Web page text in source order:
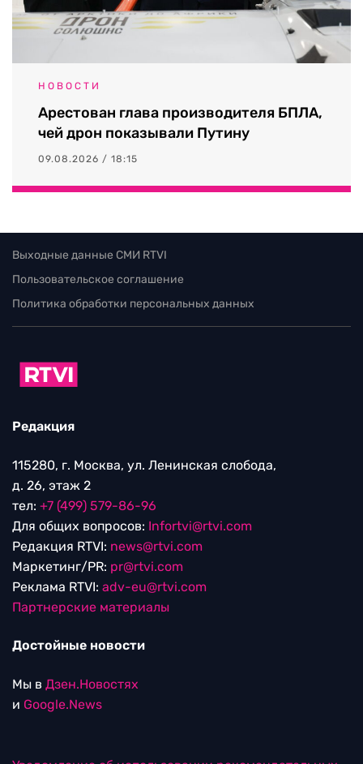
НОВОСТИ
Арестован глава производителя БПЛА,
чей дрон показывали Путину
09.08.2026 / 18:15
Выходные данные СМИ RTVI
Пользовательское соглашение
Политика обработки персональных данных
Редакция
115280, г. Москва, ул. Ленинская слобода,
д. 26, этаж 2
тел: +7 (499) 579-86-96
Для общих вопросов: Infortvi@rtvi.com
Редакция RTVI: news@rtvi.com
Маркетинг/PR: pr@rtvi.com
Реклама RTVI: adv-eu@rtvi.com
Партнерские материалы
Достойные новости
Мы в Дзен.Новостях
и Google.News